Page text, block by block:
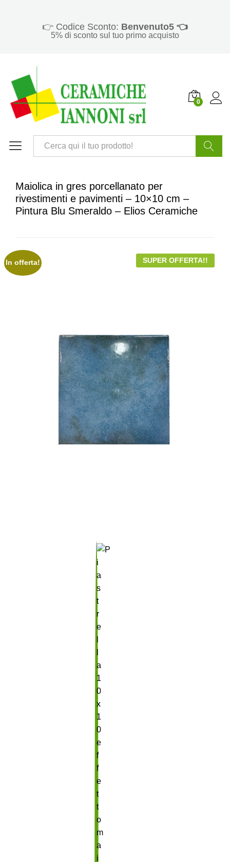
👉 Codice Sconto: Benvenuto5 👈
5% di sconto sul tuo primo acquisto
0
Maiolica in gres porcellanato per
rivestimenti e pavimenti – 10×10 cm –
Pintura Blu Smeraldo – Elios Ceramiche
In offerta! SUPER OFFERTA!!